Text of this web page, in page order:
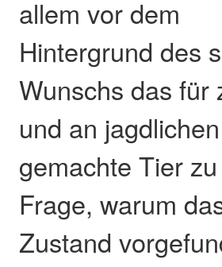
allem vor dem
Hintergrund des
Wunschs das für
und an
gemachte Tier
Frage, warum
Zustand